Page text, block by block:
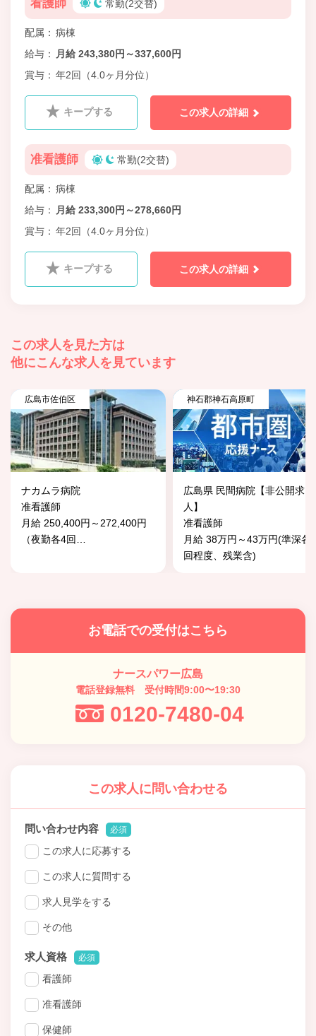
看護師 常勤(2交替)
配属
病棟
給与
月給 243,380円～337,600円
賞与
年2回（4.0ヶ月分位）
キープする この求人の詳細
准看護師 常勤(2交替)
配属
病棟
給与
月給 233,300円～278,660円
賞与
年2回（4.0ヶ月分位）
キープする この求人の詳細
この求人を見た方は
他にこんな求人を見ています
広島市佐伯区
ナカムラ病院
准看護師
月給 250,400円～272,400円
（夜勤各4回
神石郡神石高原町
広島県 民間病院【非公開求
人】
准看護師
月給 38万円～43万円(準深各4
回程度、残業含)
お電話での受付はこちら
ナースパワー広島
電話登録無料 受付時間9:00〜19:30
0120-7480-04
この求人に問い合わせる
問い合わせ内容 必須
この求人に応募する
この求人に質問する
求人見学をする
その他
求人資格 必須
看護師
准看護師
保健師